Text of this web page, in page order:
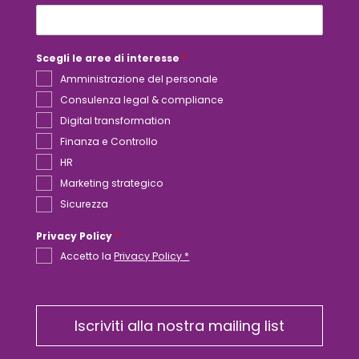
l
Scegli le aree di interesse *
Amministrazione del personale
Consulenza legal & compliance
Digital transformation
Finanza e Controllo
HR
Marketing strategico
Sicurezza
Privacy Policy *
Accetto laPrivacy Policy *
Iscriviti alla nostra mailing list